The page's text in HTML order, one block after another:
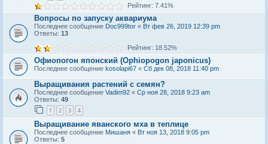
Рейтинг: 7.41%
Вопросы по запуску аквариума
Последнее сообщение Doc999tor « Вт фев 26, 2019 12:39 pm
Ответы: 13
Рейтинг: 18.52%
Офиопогон японский (Ophiopogon japonicus)
Последнее сообщение kosolapi67 « Сб дек 08, 2018 11:40 pm
Выращивания растений с семян?
Последнее сообщение Vadim92 « Ср ноя 28, 2018 9:23 am
Ответы: 49
1 2 3 4
Выращивание яванского мха в теплице
Последнее сообщение Мишаня « Вт ноя 13, 2018 9:05 pm
Ответы: 5